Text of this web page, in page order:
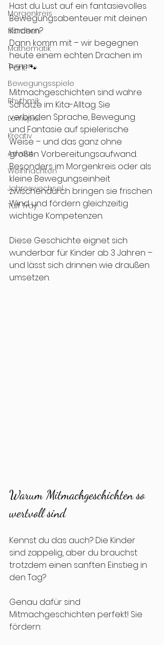
Morgenkreis
Märchen
Mathematik
Turnen
Bewegungsspiele
Rhythmik
Lernspiel
Kreativ
Advent
Weihnachten
Jahreswechsel
Tuff Tray
Hast du Lust auf ein fantasievolles
Bewegungsabenteuer mit deinen
Kindern?
Dann komm mit – wir begegnen
heute einem echten Drachen im
Park! 🐾
Mitmachgeschichten sind wahre
Schätze im Kita-Alltag. Sie
verbinden Sprache, Bewegung
und Fantasie auf spielerische
Weise – und das ganz ohne
großen Vorbereitungsaufwand.
Besonders im Morgenkreis oder als
kleine Bewegungseinheit
zwischendurch bringen sie frischen
Wind und fördern gleichzeitig
wichtige Kompetenzen.
Diese Geschichte eignet sich
wunderbar für Kinder ab 3 Jahren –
und lässt sich drinnen wie draußen
umsetzen.
Warum Mitmachgeschichten so
wertvoll sind
Kennst du das auch? Die Kinder
sind zappelig, aber du brauchst
trotzdem einen sanften Einstieg in
den Tag?
Genau dafür sind
Mitmachgeschichten perfekt! Sie
fördern: